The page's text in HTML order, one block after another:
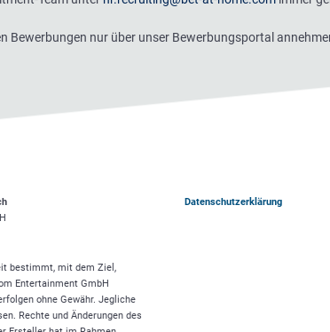
Bewerbungen nur über unser Bewerbungsportal
bestimmt, mit dem Ziel,
Entertainment GmbH
ohne Gewähr. Jegliche
Rechte und Änderungen des
Datenschutzerklärung